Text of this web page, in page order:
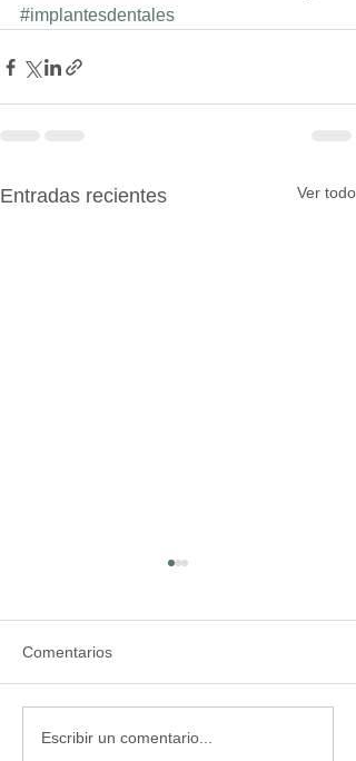
#implantesdentales
Entradas recientes Ver todo
Impresión 3D de Carillas
Comentarios
Escribir un comentario...